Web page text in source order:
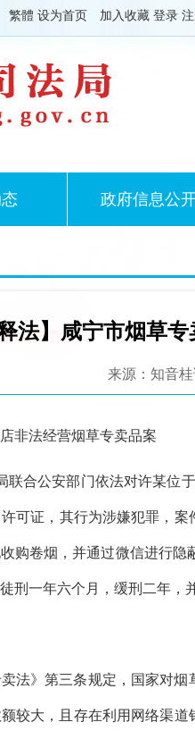
繁體 设为首页 加入收藏 登录
政府信息公
释法】咸宁市烟草
来源：知音
非法经营烟草专卖品案
联合公安部门依法对许某位
可证 ，其行为涉嫌犯罪，
购卷烟，并通过微信进行
刑一年六个月，缓刑二年，
法》第三条规定，国家对
较大，且存在利用网络渠